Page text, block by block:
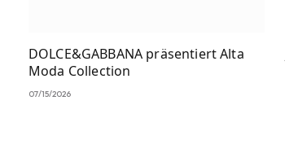
DOLCE&GABBANA präsentiert Alta
Moda Collection
07/15/2026